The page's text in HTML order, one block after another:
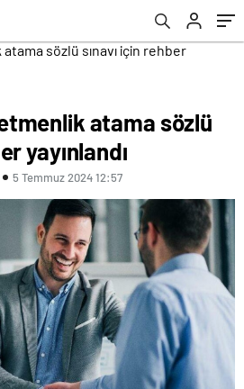
atama sözlü
yayınlandı
5 Temmuz 2024 12:57